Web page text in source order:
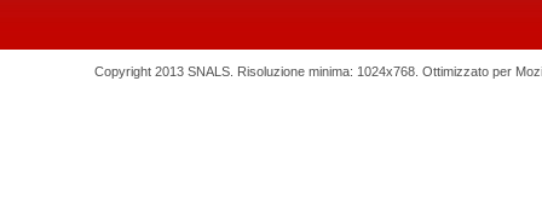
Copyright 2013 SNALS. Risoluzione minima: 1024x768. Ottimizzato per